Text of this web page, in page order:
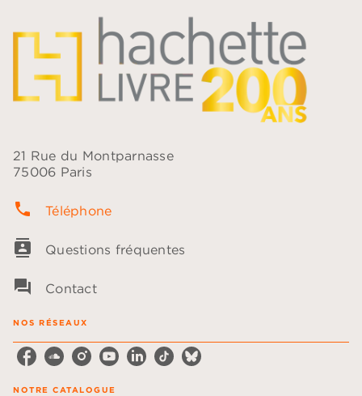
21 Rue du Montparnasse
75006 Paris
phone Téléphone
contacts Questions fréquentes
question_answer Contact
NOS RÉSEAUX
NOTRE CATALOGUE